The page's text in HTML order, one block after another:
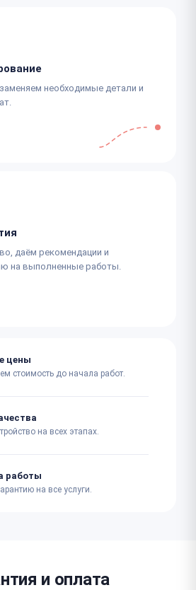
необходимые детали и
даём рекомендации и
на выполненные работы.
цены
стоимость до начала работ.
на всех этапах.
работы
на все услуги.
и оплата